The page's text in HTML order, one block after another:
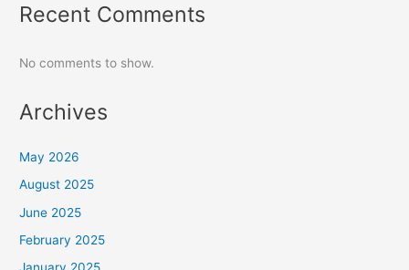
Recent Comments
No comments to show.
Archives
May 2026
August 2025
June 2025
February 2025